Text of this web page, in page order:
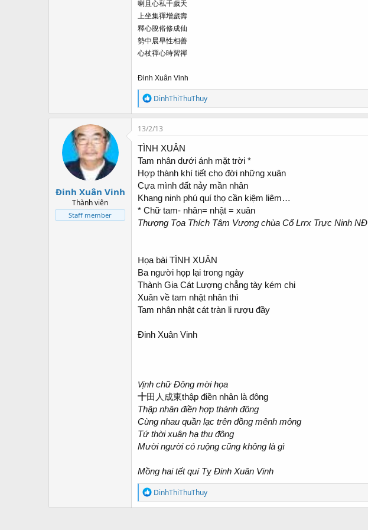
喇且心私千歲天
上坐集禪增歲壽
釋心脫俗修成仙
勢中晨早性相善
心杖禪心時習禪
Đinh Xuân Vinh
R
e
a
c
i
o
n
s
:
DinhThiThuThuy
Đinh Xuân Vinh
Thành viên
Staff member
13/2/13
TÌNH XUÂN
Tam nhân dưới ánh mặt trời *
Hợp thành khí tiết cho đời những xuân
Cựa mình đất nảy mần nhân
Khang ninh phú quí thọ cần kiệm liêm…
* Chữ tam- nhân= nhật = xuân
Thượng Tọa Thích Tâm Vượng chùa Cổ Lrrx Trực Ninh NĐ
Họa bài TÌNH XUÂN
Ba người họp lại trong ngày
Thành Gia Cát Lượng chẳng tày kém chi
Xuân về tam nhật nhân thì
Tam nhân nhật cát tràn li rượu đầy
Đinh Xuân Vinh
Vịnh chữ Đông mời họa
十田人成東thập điền nhân là đông
Thập nhân điền hợp thành đông
Cùng nhau quần lạc trên đồng mênh mông
Tứ thời xuân hạ thu đông
Mười người có ruộng cũng không là gì
Mồng hai tết quí Tỵ Đinh Xuân Vinh
R
e
a
DinhThiThuThuy